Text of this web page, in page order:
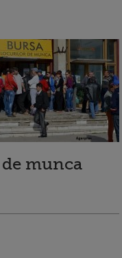
munca